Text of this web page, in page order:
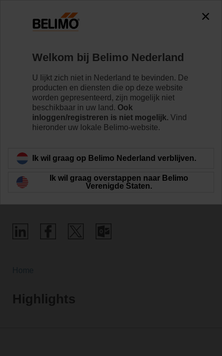
Highlights van
Belimo
Highlights
Welkom bij Belimo Nederland
U lijkt zich niet in Nederland te bevinden. De
producten en diensten die op deze website
worden gepresenteerd, zijn mogelijk niet
beschikbaar in uw land. Ook
inloggen/registreren is niet mogelijk. Vind
hieronder uw lokale Belimo-website.
Ik wil graag op Belimo Nederland verblijven.
Ik wil graag overstappen naar Belimo
Verenigde Staten.